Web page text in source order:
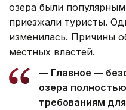
озера были
приезжали туристы.
изменилась. Причины
местных властей.
— Главное —
озера
требованиям